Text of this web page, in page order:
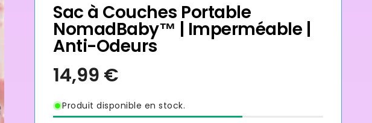
i
Sac à Couches Portable
NomadBaby™ | Imperméable |
Anti-Odeurs
Produit disponible en stock.